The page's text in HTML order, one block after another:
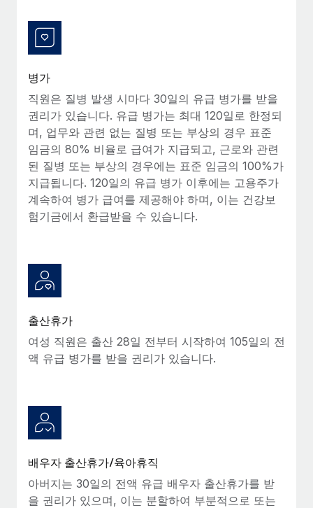
장 적합 사람을 찾아 채용 및 관리하고 급여를 지급하도록 돕는 것
입니다. 이를 위해 최근 몇 주 동안 새로운...
자세히 알아보기
Shootsta가 Remote를 통해 네 개의 시장에서 글로벌
채용을 확장한 방법
비디오 콘텐츠를 활용한 마케팅이 계속해서 인기를 끌면서, 기업들
에게는 흥미롭고 전문적인 비디오 제작이 어느 때보다 중요해졌습
니다. 그러나 대부분의 회사들은 그렇게 높은 품질의...
자세히 알아보기
병가
직원은 질병 발생 시마다 30일의 유급 병가를 받을
권리가 있습니다. 유급 병가는 최대 120일로 한정되
며, 업무와 관련 없는 질병 또는 부상의 경우 표준
임금의 80% 비율로 급여가 지급되고, 근로와 관련
된 질병 또는 부상의 경우에는 표준 임금의 100%가
지급됩니다. 120일의 유급 병가 이후에는 고용주가
계속하여 병가 급여를 제공해야 하며, 이는 건강보
험기금에서 환급받을 수 있습니다.
출산휴가
여성 직원은 출산 28일 전부터 시작하여 105일의 전
액 유급 병가를 받을 권리가 있습니다.
배우자 출산휴가/육아휴직
아버지는 30일의 전액 유급 배우자 출산휴가를 받
을 권리가 있으며, 이는 분할하여 부분적으로 또는